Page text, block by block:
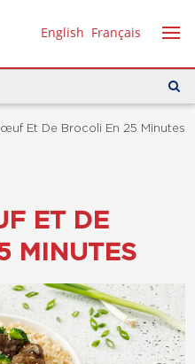
English Français
Et De Brocoli En 25 Minutes
ET DE
MINUTES